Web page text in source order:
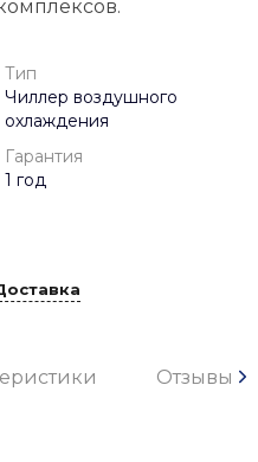
Тип
Чиллер воздушного
охлаждения
Гарантия
1 год
Отзывы